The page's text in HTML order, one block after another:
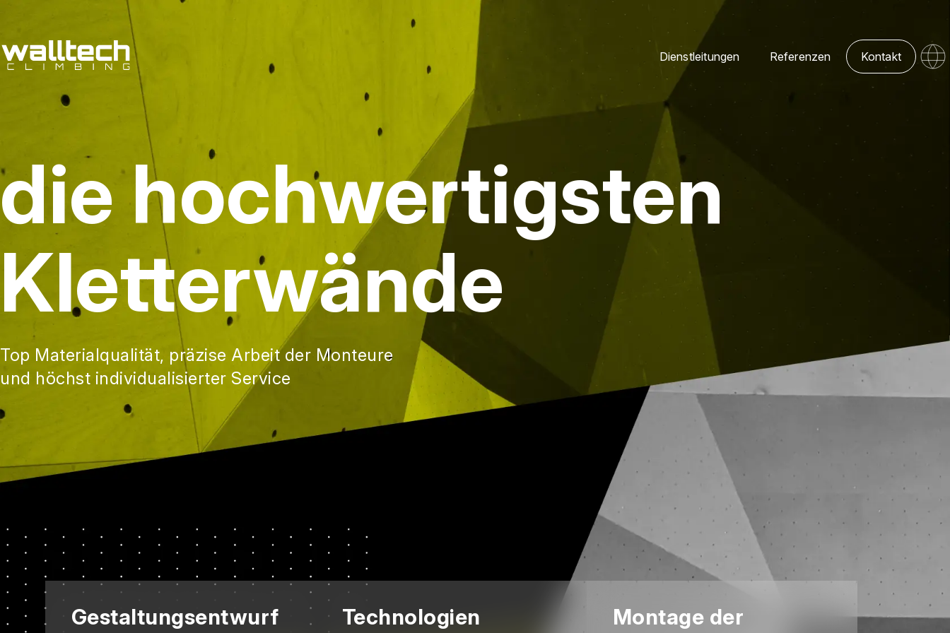
Dienstleitungen Referenzen Kontakt
die hochwertigsten
Kletterwände
Top Materialqualität, präzise Arbeit der Monteure
und höchst individualisierter Service
Gestaltungsentwurf
Technologien
Montage der